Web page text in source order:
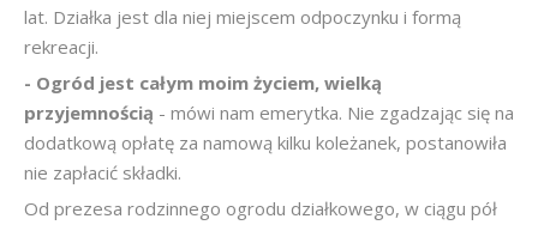
lat. Działka jest dla niej miejscem odpoczynku i formą
rekreacji.
- Ogród jest całym moim życiem, wielką
przyjemnością - mówi nam emerytka. Nie zgadzając się na
dodatkową opłatę za namową kilku koleżanek, postanowiła
nie zapłacić składki.
Od prezesa rodzinnego ogrodu działkowego, w ciągu pół